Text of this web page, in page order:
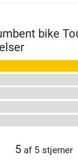
bike
5 af 5 stjerner